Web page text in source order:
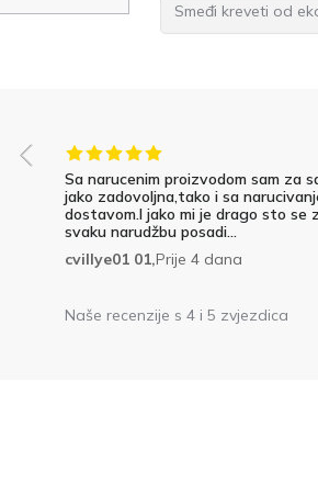
Smeđi kreveti od
Sa narucenim proizvodom sam za
jako zadovoljna,tako i sa
dostavom.I jako mi je drago sto se
svaku narudžbu posadi...
cvillye01 01,Prije 4 dana
Naše recenzije s 4 i 5 zvjezdica